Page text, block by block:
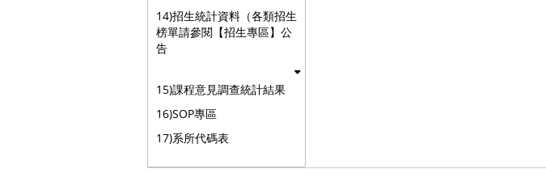
14)招生統計資料（各類招生
榜單請參閱【招生專區】公
告
15)課程意見調查統計結果
16)SOP專區
17)系所代碼表